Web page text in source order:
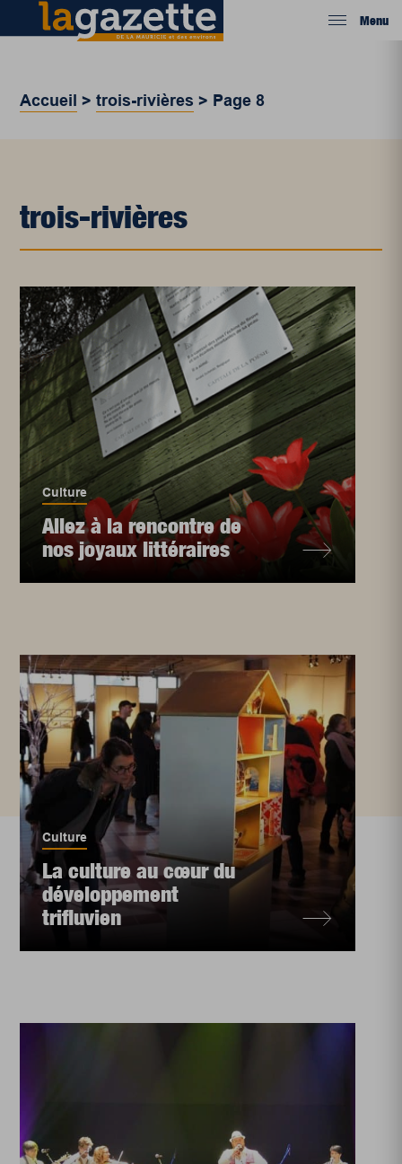
Menu
Accueil >trois-rivières > Page 8
trois-rivières
Culture
Allez à la rencontre de
nos joyaux littéraires
Culture
La culture au cœur du
développement
trifluvien